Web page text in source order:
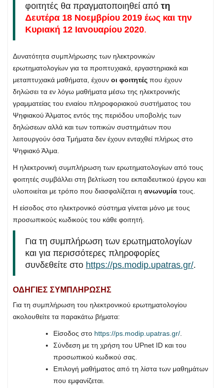
φοιτητές θα πραγματοποιηθεί από τη
Δευτέρα 18 Νοεμβρίου 2019 έως και την
Κυριακή 12 Ιανουαρίου 2020.
Δυνατότητα συμπλήρωσης των ηλεκτρονικών
ερωτηματολογίων για τα προπτυχιακά, εργαστηριακά και
μεταπτυχιακά μαθήματα, έχουν οι φοιτητές που έχουν
δηλώσει τα εν λόγω μαθήματα μέσω της ηλεκτρονικής
γραμματείας του ενιαίου πληροφοριακού συστήματος του
Ψηφιακού Άλματος εντός της περιόδου υποβολής των
δηλώσεων αλλά και των τοπικών συστημάτων που
λειτουργούν όσα Τμήματα δεν έχουν ενταχθεί πλήρως στο
Ψηφιακό Άλμα.
Η ηλεκτρονική συμπλήρωση των ερωτηματολογίων από τους
φοιτητές συμβάλλει στη βελτίωση του εκπαιδευτικού έργου και
υλοποιείται με τρόπο που διασφαλίζεται η ανωνυμία τους.
Η είσοδος στο ηλεκτρονικό σύστημα γίνεται μόνο με τους
προσωπικούς κωδικούς του κάθε φοιτητή.
Για τη συμπλήρωση των ερωτηματολογίων
και για περισσότερες πληροφορίες
συνδεθείτε στο https://ps.modip.upatras.gr/.
ΟΔΗΓΙΕΣ ΣΥΜΠΛΗΡΩΣΗΣ
Για τη συμπλήρωση του ηλεκτρονικού ερωτηματολογίου
ακολουθείτε τα παρακάτω βήματα:
Είσοδος στο https://ps.modip.upatras.gr/
Σύνδεση με τη χρήση του UPnet ID και του
προσωπικού κωδικού σας.
Επιλογή μαθήματος από τη λίστα των μαθημάτων
που εμφανίζεται.